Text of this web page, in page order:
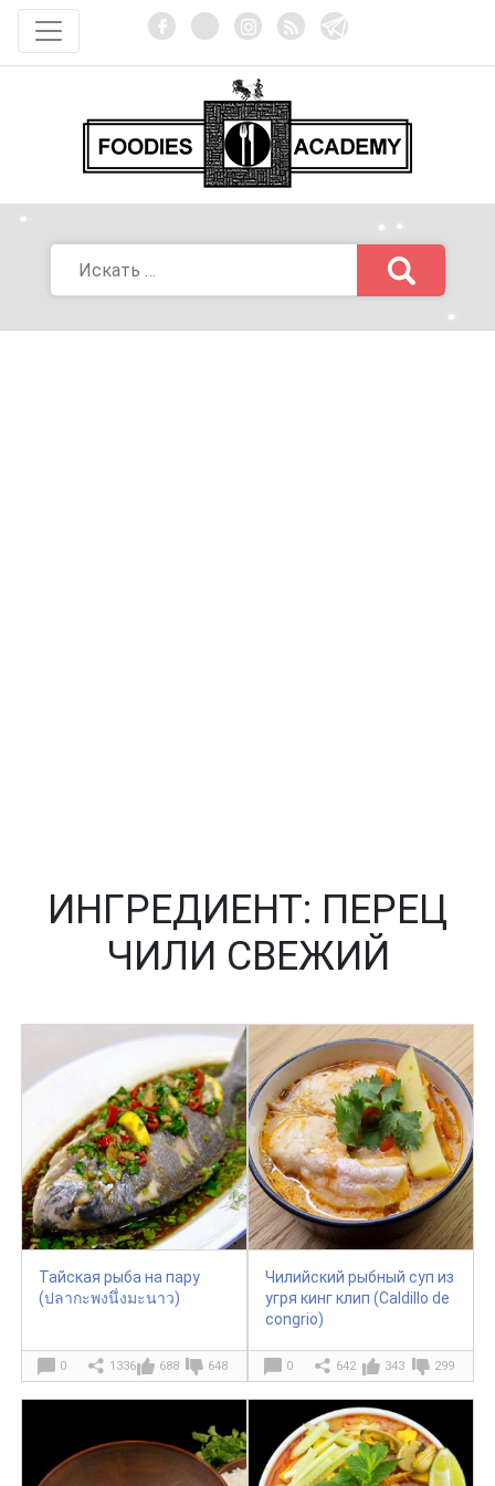
ИНГРЕДИЕНТ: ПЕРЕЦ
ЧИЛИ СВЕЖИЙ
Тайская рыба на пару
(ปลากะพงนึ่งมะนาว)
0 1336 688 648
Чилийский рыбный суп из
угря кинг клип (Caldillo de
congrio)
0 642 343 299